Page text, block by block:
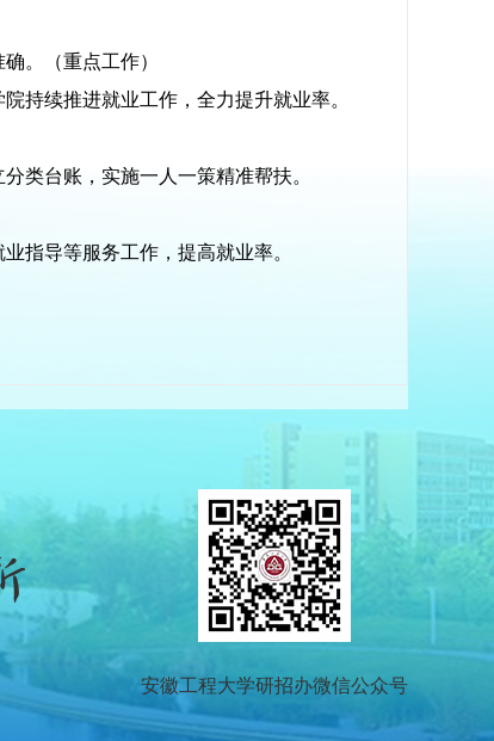
。（重点工作）
持续推进就业工作，全力提升就业率。
类台账，实施一人一策精准帮扶。
指导等服务工作，提高就业率。
安徽工程大学研招办微信公众号